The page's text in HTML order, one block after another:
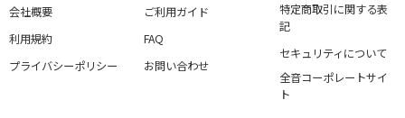
会社概要
利用規約
プライバシーポリシー
ご利用ガイド
FAQ
お問い合わせ
特定商取引に関する表
記
セキュリティについて
全音コーポレートサイ
ト